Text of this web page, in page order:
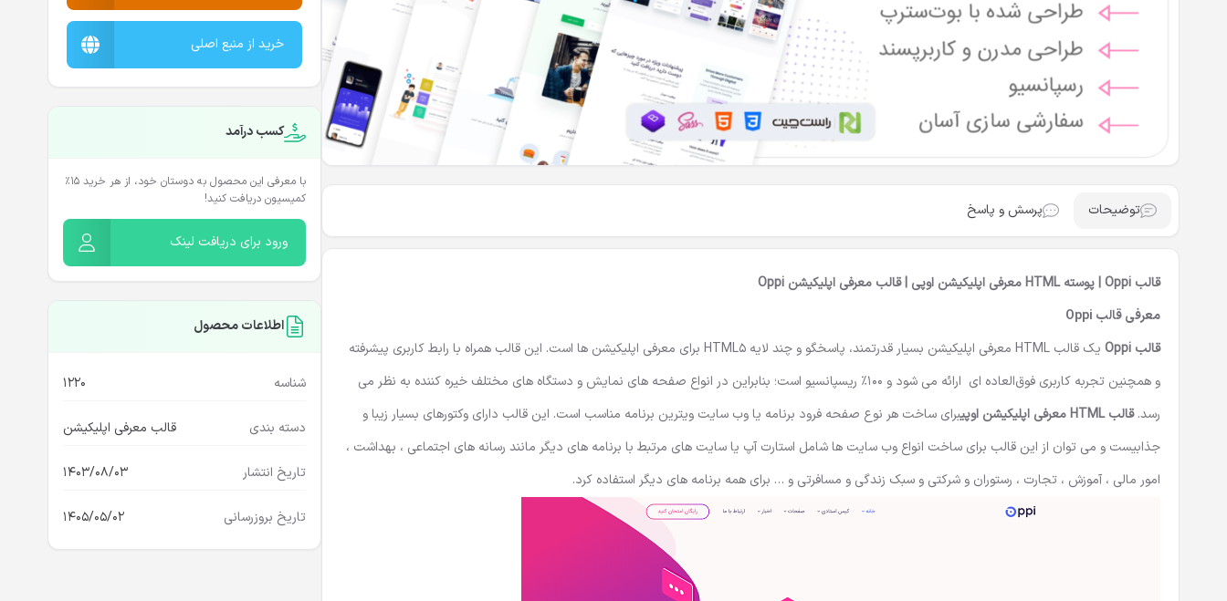
توضیحات پرسش و پاسخ
قالب Oppi | پوسته HTML معرفی اپلیکیشن اوپی | قالب معرفی اپلیکیشن Oppi
معرفی قالب Oppi
قالب Oppi
یک قالب HTML معرفی اپلیکیشن
بسیار قدرتمند، پاسخگو و چند لایه HTML5 برای معرفی اپلیکیشن ها است. این قالب همراه با رابط کاربری پیشرفته
و همچنین تجربه کاربری فوق‌العاده ای ارائه می شود و 100٪ ریسپانسیو است؛ بنابراین در انواع صفحه های نمایش و دستگاه های مختلف خیره کننده به نظر می
رسد.قالب HTML معرفی اپلیکیشن اوپیبرای ساخت هر نوع صفحه فرود برنامه یا وب سایت ویترین برنامه مناسب است. این قالب دارای وکتورهای بسیار زیبا و
جذابیست و می توان از این قالب برای ساخت انواع وب سایت ها شامل استارت آپ یا سایت های مرتبط با برنامه های دیگر مانند رسانه های اجتماعی ، بهداشت ،
امور مالی ، آموزش ، تجارت ، رستوران و شرکتی و سبک زندگی و مسافرتی و … برای همه برنامه های دیگر استفاده کرد.
خرید از منبع اصلی
کسب درآمد
با معرفی این محصول به دوستان خود، از هر خرید ۱۵٪
کمیسیون دریافت کنید!
ورود برای دریافت لینک
اطلاعات محصول
شناسه 1220
دسته بندی قالب معرفی اپلیکیشن
تاریخ انتشار 1403/08/03
تاریخ بروزرسانی 1405/05/02